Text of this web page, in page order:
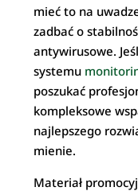
mieć to na
zadbać o
antywirusowe.
systemu
poszukać
kompleksowe
najlepszego
mienie.
Materiał